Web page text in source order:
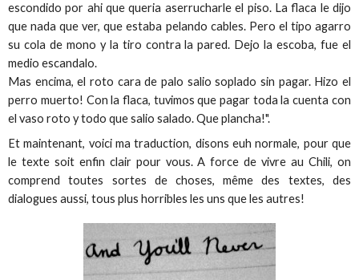
escondido por ahi que queria aserrucharle el piso. La flaca le dijo
que nada que ver, que estaba pelando cables. Pero el tipo agarro
su cola de mono y la tiro contra la pared. Dejo la escoba, fue el
medio escandalo.
Mas encima, el roto cara de palo salio soplado sin pagar. Hizo el
perro muerto! Con la flaca, tuvimos que pagar toda la cuenta con
el vaso roto y todo que salio salado. Que plancha!".
Et maintenant, voici ma traduction, disons euh normale, pour que
le texte soit enfin clair pour vous. A force de vivre au Chili, on
comprend toutes sortes de choses, même des textes, des
dialogues aussi, tous plus horribles les uns que les autres!